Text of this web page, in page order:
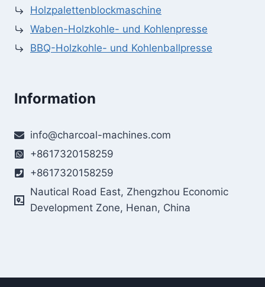
Holzpalettenblockmaschine
Waben-Holzkohle- und Kohlenpresse
BBQ-Holzkohle- und Kohlenballpresse
Information
info@charcoal-machines.com
+8617320158259
+8617320158259
Nautical Road East, Zhengzhou Economic
Development Zone, Henan, China